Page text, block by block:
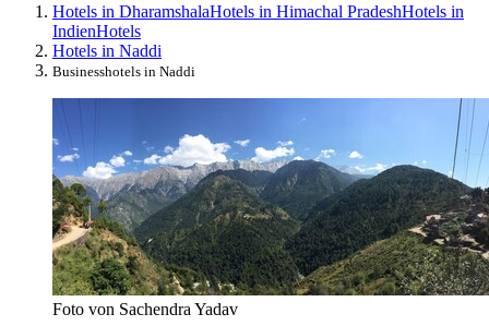
Hotels in DharamshalaHotels in Himachal PradeshHotels in
IndienHotels
Hotels in Naddi
Businesshotels in Naddi
Foto von Sachendra Yadav